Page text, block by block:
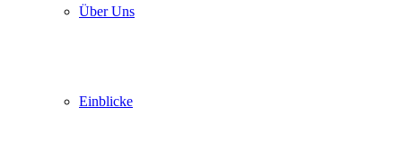
Über Uns
Einblicke